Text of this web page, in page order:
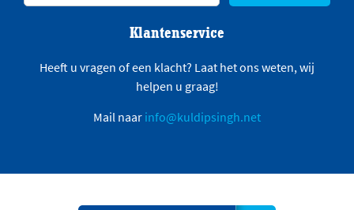
Klantenservice
Heeft u vragen of een klacht? Laat het ons weten, wij
helpen u graag!
Mail naar info@kuldipsingh.net